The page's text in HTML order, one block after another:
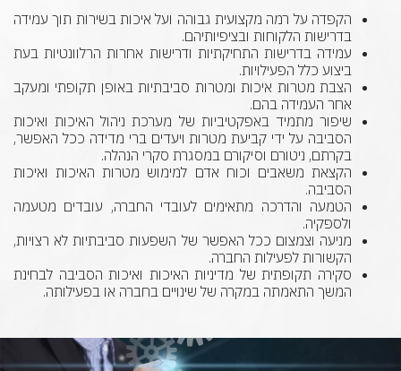
הקפדה על רמה מקצועית גבוהה ועל איכות בשירות תוך עמידה
בדרישות הלקוחות ובציפיותיהם.
עמידה בדרישות התחיקתיות ודרישות אחרות הרלוונטיות בעת
ביצוע כלל הפעילויות.
הצבת מטרות איכות ומטרות סביבתיות באופן תקופתי ומעקב
אחר העמידה בהם.
שיפור מתמיד באפקטיביות של מערכת ניהול האיכות ואיכות
הסביבה על ידי קביעת מטרות ויעדים ברי מדידה ככל האפשר,
בקרתם, ניטורם וסיקורם במסגרת סקרי הנהלה.
הקצאת משאבים וכוח אדם למימוש מטרות האיכות ואיכות
הסביבה.
הטמעה והדרכה מתאימים לעובדי החברה, עובדים מטעמה
ולספקיה.
מניעה וצמצום ככל האפשר של השפעות סביבתיות לא רצויות,
הקשורות לפעילות החברה.
סקירה תקופתית של מדיניות האיכות ואיכות הסביבה לבחינת
המשך התאמתה במקרה של שינויים בחברה או בפעילותה.